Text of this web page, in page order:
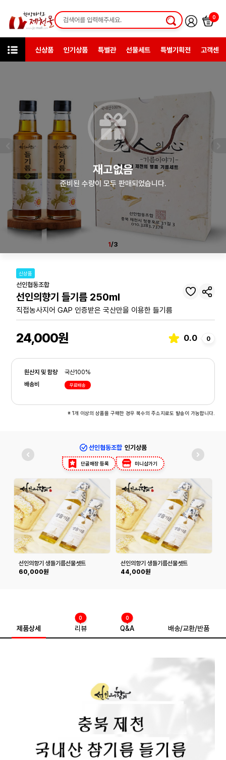
0
신상품 인기상품 특별관 선물세트 특별기획전 고객센터
재고없음
준비된 수량이 모두 판매되었습니다.
1/3
신상품
선인협동조합
선인의향기 들기름 250ml
직접농사지어 GAP 인증받은 국산만을 이용한 들기름
24,000원 0.0 0
원산지 및 함량
국산100%
배송비
무료배송
※ 1개 이상의 상품을 구매한 경우 복수의 주소지로도 발송이 가능합니다.
선인협동조합 인기상품
단골매장 등록 미니샵가기
선인의향기 생들기름선물셋트
(250ml*2병)
60,000원
선인의향기 생들기름선물셋트
(180ml*2병)
44,000원
제품상세 리뷰
0
Q&A
0
배송/교환/반품